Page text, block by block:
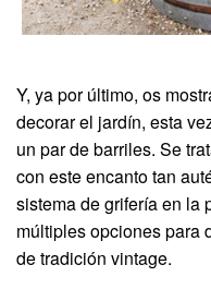
Y, ya por último, os
decorar el jardín, esta
un par de barriles. Se
con este encanto tan
sistema de grifería en la
múltiples opciones para
de tradición vintage.